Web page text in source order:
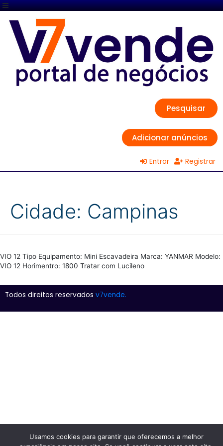
Pesquisar
Adicionar anúncios
Entrar Registrar
Cidade: Campinas
VIO 12 Tipo Equipamento: Mini Escavadeira Marca: YANMAR Modelo:
VIO 12 Horimentro: 1800 Tratar com Lucileno
Todos direitos reservados v7vende.
Usamos cookies para garantir que oferecemos a melhor